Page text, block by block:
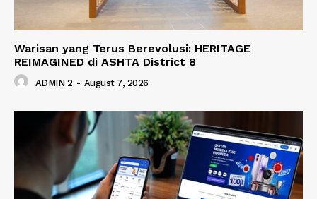
Warisan yang Terus Berevolusi: HERITAGE
REIMAGINED di ASHTA District 8
ADMIN 2 - August 7, 2026